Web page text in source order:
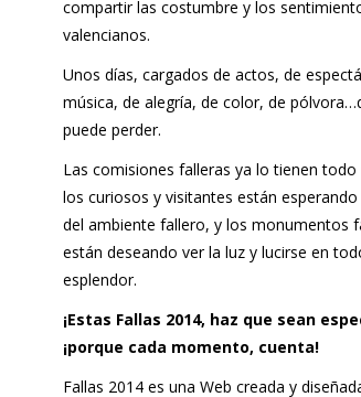
compartir las costumbre y los
valencianos.
Unos días, cargados de actos, de
música, de alegría, de color, de
puede perder.
Las comisiones falleras ya lo tienen todo
los curiosos y visitantes están
del ambiente fallero, y los monumentos
están deseando ver la luz y lucirse en
esplendor.
¡Estas Fallas 2014, haz que sean
¡porque cada momento, cuenta!
Fallas 2014 es una Web creada y